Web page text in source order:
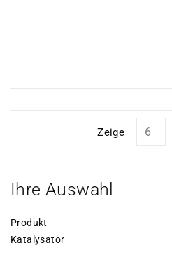
Zeige
Ihre Auswahl
Produkt
Katalysator